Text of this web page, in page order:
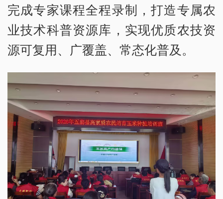
完成专家课程全程录制，打造专属农
业技术科普资源库，实现优质农技资
源可复用、广覆盖、常态化普及。